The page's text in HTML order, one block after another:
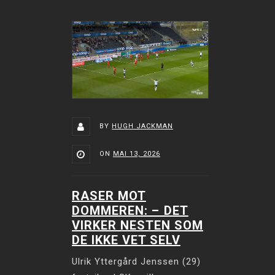
BY HUGH JACKMAN
ON MAI 13, 2026
RASER MOT
DOMMEREN: –⁠ DET
VIRKER NESTEN SOM
DE IKKE VET SELV
Ulrik Yttergård Jenssen (29)